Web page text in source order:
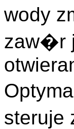
wody
zaw�r
steruje